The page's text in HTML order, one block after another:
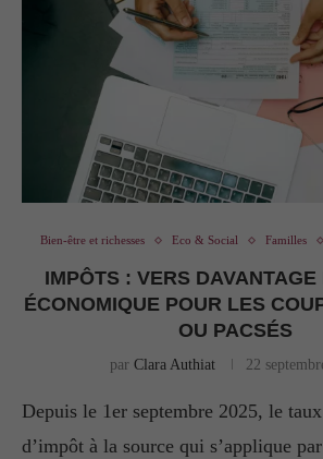
Bien-être et richesses Eco & Social Familles
IMPÔTS : VERS DAVANTAGE
ÉCONOMIQUE POUR LES
OU PACSÉS
par Clara Authiat 22
Depuis le 1er septembre 2025, le
d’impôt à la source qui s’applique